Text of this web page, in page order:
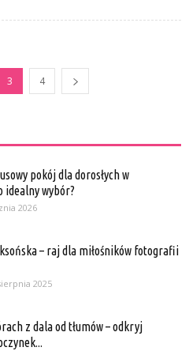
3 4
pokój dla dorosłych w
idealny wybór?
2026
– raj dla miłośników fotografii
2025
z dala od tłumów – odkryj